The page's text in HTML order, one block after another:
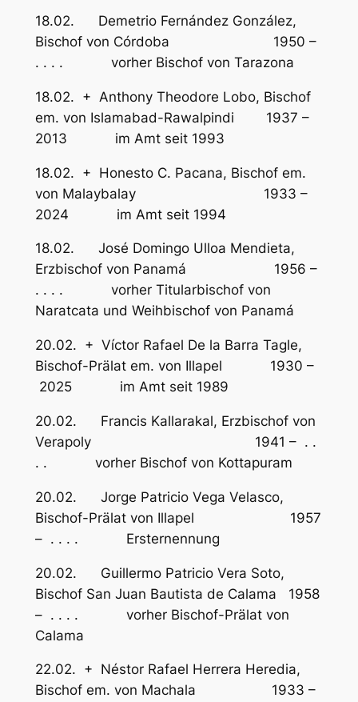
18.02. Demetrio Fernández González,
Bischof von Córdoba 1950 –
. . . . vorher Bischof von Tarazona
18.02. + Anthony Theodore Lobo, Bischof
em. von Islamabad-Rawalpindi 1937 –
2013 im Amt seit 1993
18.02. + Honesto C. Pacana, Bischof em.
von Malaybalay 1933 –
2024 im Amt seit 1994
18.02. José Domingo Ulloa Mendieta,
Erzbischof von Panamá 1956 –
. . . . vorher Titularbischof von
Naratcata und Weihbischof von Panamá
20.02. + Víctor Rafael De la Barra Tagle,
Bischof-Prälat em. von Illapel 1930 –
2025 im Amt seit 1989
20.02. Francis Kallarakal, Erzbischof von
Verapoly 1941 – . .
. . vorher Bischof von Kottapuram
20.02. Jorge Patricio Vega Velasco,
Bischof-Prälat von Illapel 1957
– . . . . Ersternennung
20.02. Guillermo Patricio Vera Soto,
Bischof San Juan Bautista de Calama 1958
– . . . . vorher Bischof-Prälat von
Calama
22.02. + Néstor Rafael Herrera Heredia,
Bischof em. von Machala 1933 –